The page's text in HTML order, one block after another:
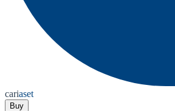
cariaset
Buy